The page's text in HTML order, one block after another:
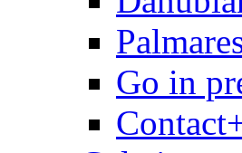
Go in